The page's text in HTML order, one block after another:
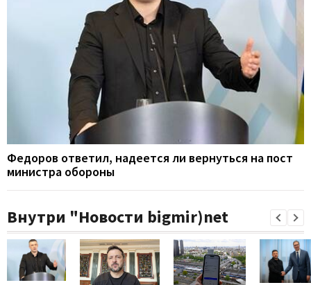
Федоров ответил, надеется ли вернуться на пост
министра обороны
Внутри "Новости bigmir)net